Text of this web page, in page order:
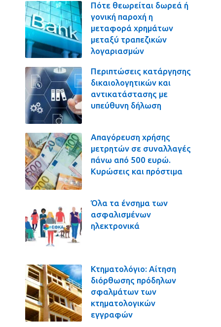
Πότε θεωρείται δωρεά ή
γονική παροχή η
μεταφορά χρημάτων
μεταξύ τραπεζικών
λογαριασμών
Περιπτώσεις κατάργησης
δικαιολογητικών και
αντικατάστασης με
υπεύθυνη δήλωση
Απαγόρευση χρήσης
μετρητών σε συναλλαγές
πάνω από 500 ευρώ.
Κυρώσεις και πρόστιμα
Όλα τα ένσημα των
ασφαλισμένων
ηλεκτρονικά
Κτηματολόγιο: Αίτηση
διόρθωσης πρόδηλων
σφαλμάτων των
κτηματολογικών
εγγραφών